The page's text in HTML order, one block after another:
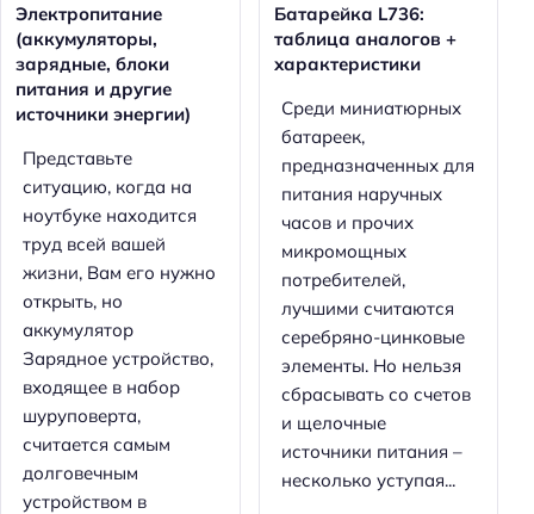
Электропитание
(аккумуляторы,
зарядные, блоки
питания и другие
источники энергии)
Представьте
ситуацию, когда на
ноутбуке находится
труд всей вашей
жизни, Вам его нужно
открыть, но
аккумулятор
Зарядное устройство,
входящее в набор
шуруповерта,
считается самым
долговечным
устройством в
Батарейка L736:
таблица аналогов +
характеристики
Среди миниатюрных
батареек,
предназначенных для
питания наручных
часов и прочих
микромощных
потребителей,
лучшими считаются
серебряно-цинковые
элементы. Но нельзя
сбрасывать со счетов
и щелочные
источники питания –
несколько уступая...